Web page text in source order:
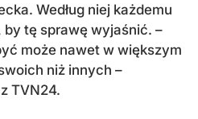
Według niej każdemu
by tę sprawę wyjaśnić. –
może nawet w większym
niż innych –
TVN24.